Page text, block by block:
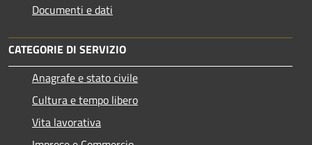
Documenti e dati
CATEGORIE DI SERVIZIO
Anagrafe e stato civile
Cultura e tempo libero
Vita lavorativa